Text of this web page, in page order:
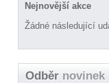
Nejnovější akce
Žádné následující
Odběr novinek